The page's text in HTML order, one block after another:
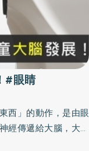
師張庭嘉提醒，一般
變，但早期的白內障
擋與吸收紫外線，就
傷。穿戴有帽沿的帽
睛的防曬可穿戴有
，選擇深灰色、深
的藍、紫光有較好的
式鏡框，才能有效防
檢查外，如有疼痛、
#眼睛
西」的動作，是由眼
經傳遞給大腦，大腦